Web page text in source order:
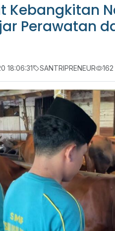
Kebangkitan
Perawatan
18:06:31 SANTRIPRENEUR